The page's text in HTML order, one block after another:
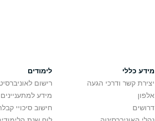
מידע כללי
יצירת קשר ודרכי הגעה
אלפון
דרושים
לימודים
רישום
מידע
חישוב סיכויי